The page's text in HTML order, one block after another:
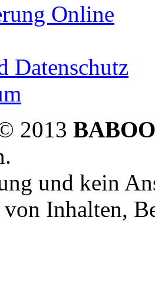
Online
Datenschutz
2013
und kein
Inhalten,